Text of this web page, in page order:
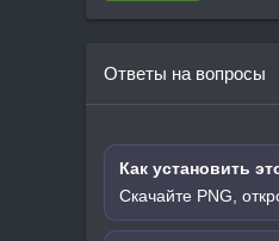
Ответы на вопросы
Как установить
Скачайте PNG,